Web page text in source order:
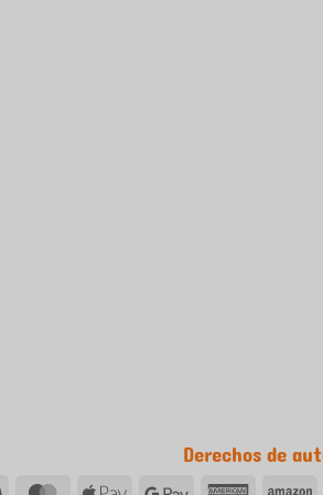
Derechos de